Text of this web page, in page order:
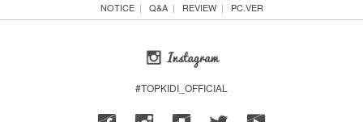
NOTICE| Q&A| REVIEW| PC.VER
#TOPKIDI_OFFICIAL